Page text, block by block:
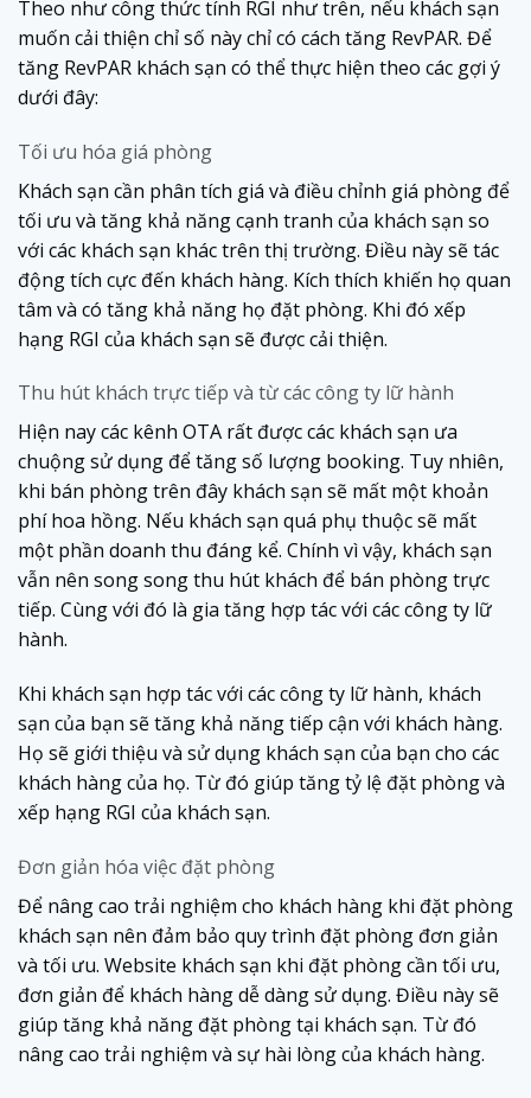
Theo như công thức tính RGI như trên, nếu khách sạn
muốn cải thiện chỉ số này chỉ có cách tăng RevPAR. Để
tăng RevPAR khách sạn có thể thực hiện theo các gợi ý
dưới đây:
Tối ưu hóa giá phòng
Khách sạn cần phân tích giá và điều chỉnh giá phòng để
tối ưu và tăng khả năng cạnh tranh của khách sạn so
với các khách sạn khác trên thị trường. Điều này sẽ tác
động tích cực đến khách hàng. Kích thích khiến họ quan
tâm và có tăng khả năng họ đặt phòng. Khi đó xếp
hạng RGI của khách sạn sẽ được cải thiện.
Thu hút khách trực tiếp và từ các công ty lữ hành
Hiện nay các kênh OTA rất được các khách sạn ưa
chuộng sử dụng để tăng số lượng booking. Tuy nhiên,
khi bán phòng trên đây khách sạn sẽ mất một khoản
phí hoa hồng. Nếu khách sạn quá phụ thuộc sẽ mất
một phần doanh thu đáng kể. Chính vì vậy, khách sạn
vẫn nên song song thu hút khách để bán phòng trực
tiếp. Cùng với đó là gia tăng hợp tác với các công ty lữ
hành.
Khi khách sạn hợp tác với các công ty lữ hành, khách
sạn của bạn sẽ tăng khả năng tiếp cận với khách hàng.
Họ sẽ giới thiệu và sử dụng khách sạn của bạn cho các
khách hàng của họ. Từ đó giúp tăng tỷ lệ đặt phòng và
xếp hạng RGI của khách sạn.
Đơn giản hóa việc đặt phòng
Để nâng cao trải nghiệm cho khách hàng khi đặt phòng
khách sạn nên đảm bảo quy trình đặt phòng đơn giản
và tối ưu. Website khách sạn khi đặt phòng cần tối ưu,
đơn giản để khách hàng dễ dàng sử dụng. Điều này sẽ
giúp tăng khả năng đặt phòng tại khách sạn. Từ đó
nâng cao trải nghiệm và sự hài lòng của khách hàng.